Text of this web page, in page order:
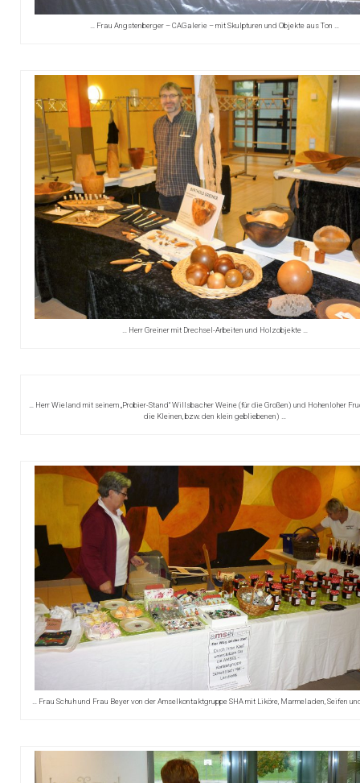
… Frau Angstenberger – CAGalerie – mit Skulpturen und Objekte aus Ton …
… Herr Greiner mit Drechsel-Arbeiten und Holzobjekte …
… Herr Wieland mit seinem „Probier-Stand“ Willsbacher Weine (für die Großen) und Hohenloher
die Kleinen, bzw. den klein gebliebenen) …
… Frau Schuh und Frau Beyer von der Amselkontaktgruppe SHA mit Liköre, Marmeladen, Seifen